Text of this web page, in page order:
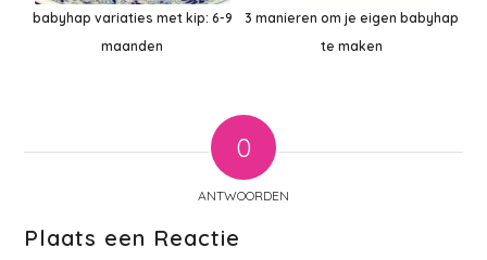
babyhap variaties met kip: 6-9
maanden
3 manieren om je eigen babyhap
te maken
0
ANTWOORDEN
Plaats een Reactie